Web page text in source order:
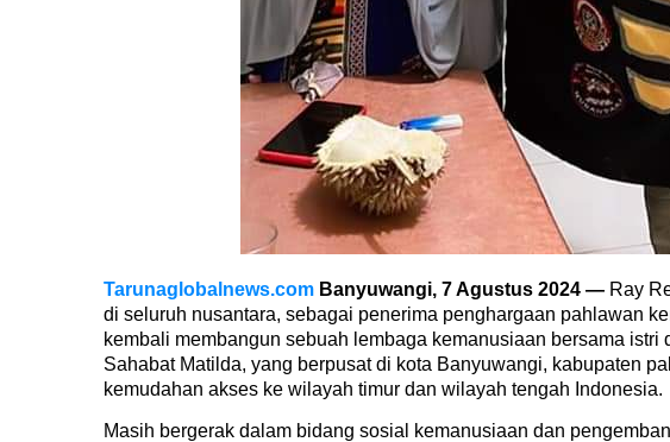
Tarunaglobalnews.com Banyuwangi, 7 Agustus 2024 — Ray
di seluruh nusantara, sebagai penerima penghargaan pahlawan
kembali membangun sebuah lembaga kemanusiaan bersama
Sahabat Matilda, yang berpusat di kota Banyuwangi, kabupaten
kemudahan akses ke wilayah timur dan wilayah tengah Indonesia.
Masih bergerak dalam bidang sosial kemanusiaan dan